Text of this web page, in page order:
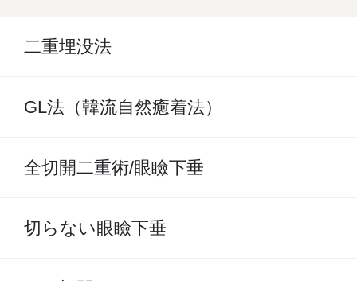
二重埋没法
GL法（韓流自然癒着法）
全切開二重術/眼瞼下垂
切らない眼瞼下垂